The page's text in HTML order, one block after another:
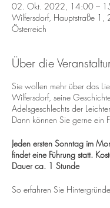
02. Okt. 2022, 14:00 –
Wilfersdorf, Hauptstraße
Österreich
Über die
Sie wollen mehr über das
Wilfersdorf, seine
Adelsgeschlechts der
Dann können Sie gerne ein
Jeden ersten Sonntag im
findet eine Führung statt.
Dauer ca. 1 Stunde
So erfahren Sie